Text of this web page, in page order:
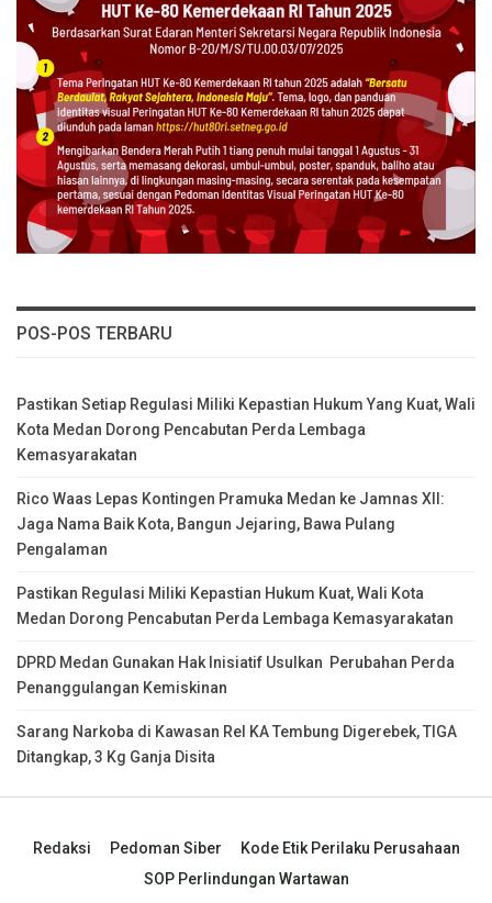
POS-POS TERBARU
Pastikan Setiap Regulasi Miliki Kepastian Hukum Yang Kuat, Wali
Kota Medan Dorong Pencabutan Perda Lembaga
Kemasyarakatan
Rico Waas Lepas Kontingen Pramuka Medan ke Jamnas XII:
Jaga Nama Baik Kota, Bangun Jejaring, Bawa Pulang
Pengalaman
Pastikan Regulasi Miliki Kepastian Hukum Kuat, Wali Kota
Medan Dorong Pencabutan Perda Lembaga Kemasyarakatan
DPRD Medan Gunakan Hak Inisiatif Usulkan Perubahan Perda
Penanggulangan Kemiskinan
Sarang Narkoba di Kawasan Rel KA Tembung Digerebek, TIGA
Ditangkap, 3 Kg Ganja Disita
Redaksi Pedoman Siber
Kode Etik Perilaku Perusahaan
SOP Perlindungan Wartawan